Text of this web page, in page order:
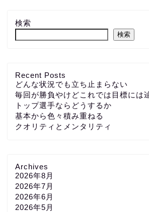
検索
検索
Recent Posts
どんな状況でも立ち止まらない
毎回が勝負やけどこれでは目標には
トップ選手ならどうするか
基本から色々積み重ねる
クオリティとメンタリティ
Archives
2026年8月
2026年7月
2026年6月
2026年5月